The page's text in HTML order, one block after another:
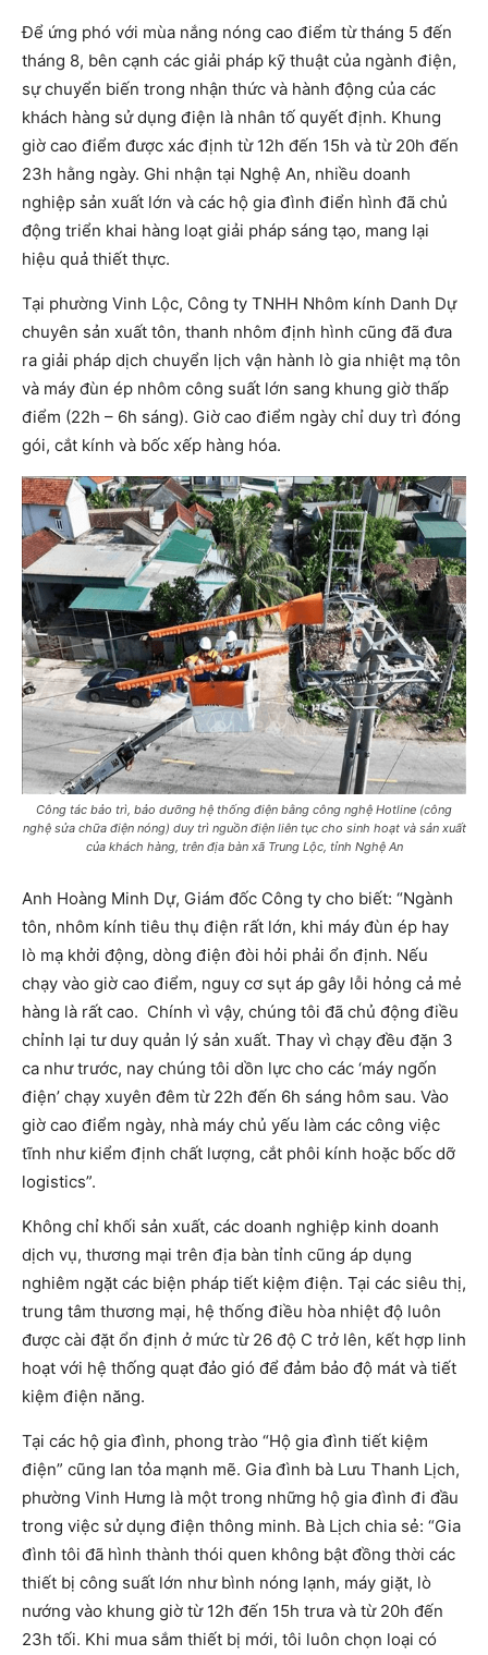
Để ứng phó với mùa nắng nóng cao điểm từ tháng 5 đến
tháng 8, bên cạnh các giải pháp kỹ thuật của ngành điện,
sự chuyển biến trong nhận thức và hành động của các
khách hàng sử dụng điện là nhân tố quyết định. Khung
giờ cao điểm được xác định từ 12h đến 15h và từ 20h đến
23h hằng ngày. Ghi nhận tại Nghệ An, nhiều doanh
nghiệp sản xuất lớn và các hộ gia đình điển hình đã chủ
động triển khai hàng loạt giải pháp sáng tạo, mang lại
hiệu quả thiết thực.
Tại phường Vinh Lộc, Công ty TNHH Nhôm kính Danh Dự
chuyên sản xuất tôn, thanh nhôm định hình cũng đã đưa
ra giải pháp dịch chuyển lịch vận hành lò gia nhiệt mạ tôn
và máy đùn ép nhôm công suất lớn sang khung giờ thấp
điểm (22h – 6h sáng). Giờ cao điểm ngày chỉ duy trì đóng
gói, cắt kính và bốc xếp hàng hóa.
Công tác bảo trì, bảo dưỡng hệ thống điện bằng công nghệ Hotline (công
nghệ sửa chữa điện nóng) duy trì nguồn điện liên tục cho sinh hoạt và sản xuất
của khách hàng, trên địa bàn xã Trung Lộc, tỉnh Nghệ An
Anh Hoàng Minh Dự, Giám đốc Công ty cho biết: “Ngành
tôn, nhôm kính tiêu thụ điện rất lớn, khi máy đùn ép hay
lò mạ khởi động, dòng điện đòi hỏi phải ổn định. Nếu
chạy vào giờ cao điểm, nguy cơ sụt áp gây lỗi hỏng cả mẻ
hàng là rất cao. Chính vì vậy, chúng tôi đã chủ động điều
chỉnh lại tư duy quản lý sản xuất. Thay vì chạy đều đặn 3
ca như trước, nay chúng tôi dồn lực cho các ‘máy ngốn
điện’ chạy xuyên đêm từ 22h đến 6h sáng hôm sau. Vào
giờ cao điểm ngày, nhà máy chủ yếu làm các công việc
tĩnh như kiểm định chất lượng, cắt phôi kính hoặc bốc dỡ
logistics”.
Không chỉ khối sản xuất, các doanh nghiệp kinh doanh
dịch vụ, thương mại trên địa bàn tỉnh cũng áp dụng
nghiêm ngặt các biện pháp tiết kiệm điện. Tại các siêu thị,
trung tâm thương mại, hệ thống điều hòa nhiệt độ luôn
được cài đặt ổn định ở mức từ 26 độ C trở lên, kết hợp linh
hoạt với hệ thống quạt đảo gió để đảm bảo độ mát và tiết
kiệm điện năng.
Tại các hộ gia đình, phong trào “Hộ gia đình tiết kiệm
điện” cũng lan tỏa mạnh mẽ. Gia đình bà Lưu Thanh Lịch,
phường Vinh Hưng là một trong những hộ gia đình đi đầu
trong việc sử dụng điện thông minh. Bà Lịch chia sẻ: “Gia
đình tôi đã hình thành thói quen không bật đồng thời các
thiết bị công suất lớn như bình nóng lạnh, máy giặt, lò
nướng vào khung giờ từ 12h đến 15h trưa và từ 20h đến
23h tối. Khi mua sắm thiết bị mới, tôi luôn chọn loại có